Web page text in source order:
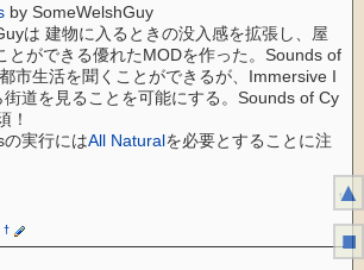
by SomeWelshGuy
は 建物に入るときの没入感を拡張し、屋
とができる優れたMODを作った。Sounds of
市生活を聞くことができるが、Immersive I
道を見ることを可能にする。Sounds of Cy
！
実行にはAll Naturalを必要とすることに注
↑
†
▲
■